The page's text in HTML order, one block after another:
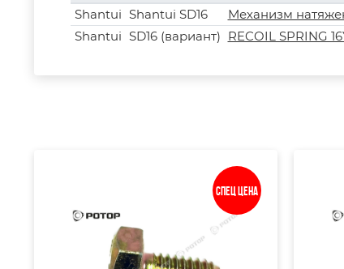
Shantui Shantui SD16
Механизм
Shantui SD16 (вариант) RECOIL SPRING
Спец цена